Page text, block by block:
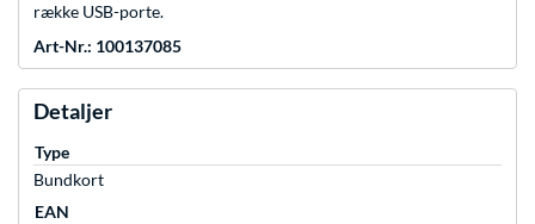
række USB-porte.
Art-Nr.: 100137085
Detaljer
Type
Bundkort
EAN